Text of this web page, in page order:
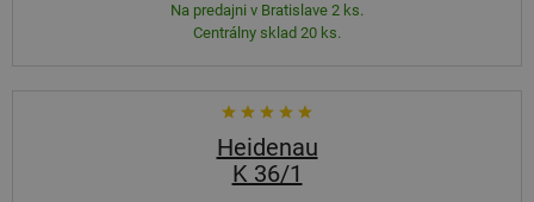
Na predajni v Bratislave 2 ks.
Centrálny sklad 20 ks.
Heidenau
K 36/1